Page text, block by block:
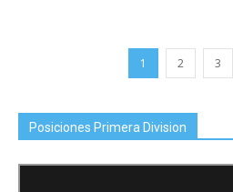
1 2 3
Posiciones Primera Division